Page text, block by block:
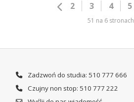
2 3 4 5
51 na 6 stronach
Zadzwoń do studia: 510 777 666
Czujny non stop: 510 777 222